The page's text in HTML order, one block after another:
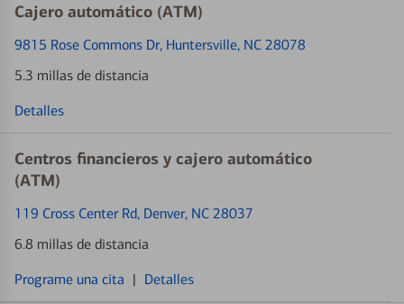
Cajero automático (ATM)
9815 Rose Commons Dr, Huntersville, NC 28078
5.3 millas de distancia
Detalles
Centros financieros y cajero automático
(ATM)
119 Cross Center Rd, Denver, NC 28037
6.8 millas de distancia
Programe una cita | Detalles